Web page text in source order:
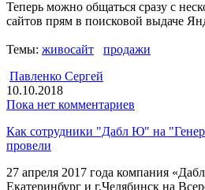
Теперь можно общаться сразу с
сайтов прям в поисковой выдаче
Темы: живосайт
продажи
Павленко Сергей
10.10.2018
Пока нет комментариев
Как сотрудники "Дабл Ю" на
провели
27 апреля 2017 года компания
Екатеринбург и г.Челябинск на